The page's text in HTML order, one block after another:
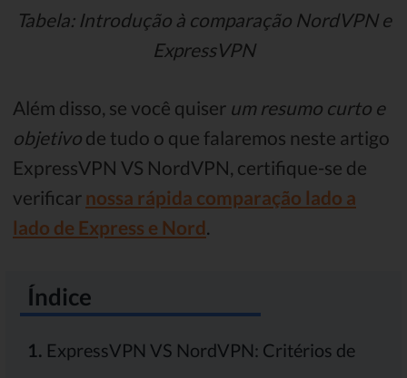
Tabela: Introdução à comparação NordVPN e
ExpressVPN
Além disso, se você quiser um resumo curto e
objetivo de tudo o que falaremos neste artigo
ExpressVPN VS NordVPN, certifique-se de
verificar nossa rápida comparação lado a
lado de Express e Nord.
Índice
1. ExpressVPN VS NordVPN: Critérios de